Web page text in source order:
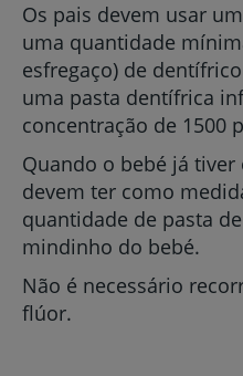
Os pais devem usar
uma quantidade
esfregaço) de
uma pasta dentífrica
concentração de 1500
Quando o bebé já tiver
devem ter como
quantidade de pasta
mindinho do bebé.
Não é necessário
flúor.